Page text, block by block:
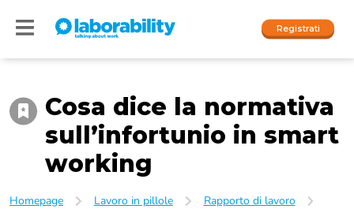
Registrati
I nostri social
Accedi
People
Cosa dice la normativa
sull’infortunio in smart
working
Homepage Lavoro in pillole
Rapporto di lavoro